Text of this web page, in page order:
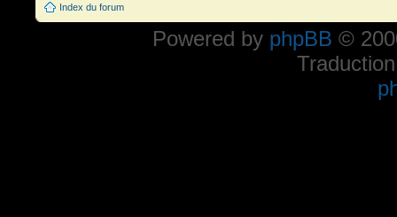
Index du forum
Powered by phpBB ©